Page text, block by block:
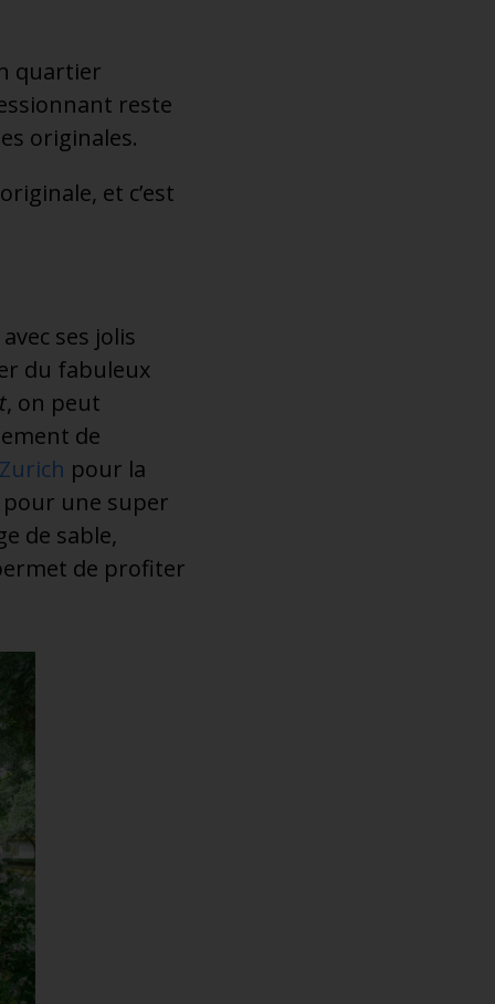
quartier
reste
originales.
et c’est
ses jolis
du fabuleux
, on peut
de
pour la
une super
de sable,
de profiter